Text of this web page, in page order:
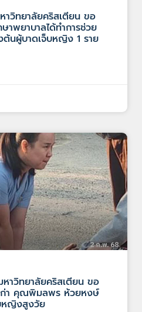
วิทยาลัยคริสเตียน ขอ
พยาบาลได้ทำการช่วย
ต้นผู้บาดเจ็บหญิง 1 ราย
าวิทยาลัยคริสเตียน ขอ
ก่า คุณพิมลพร ห้วยหงษ์
หญิงสูงวัย